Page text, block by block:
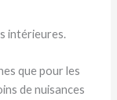
intérieures.
que pour les
de nuisances